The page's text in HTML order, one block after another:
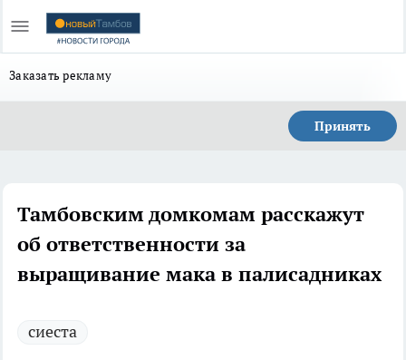
Заказать рекламу
Принять
Тамбовским домкомам расскажут
об ответственности за
выращивание мака в палисадниках
сиеста